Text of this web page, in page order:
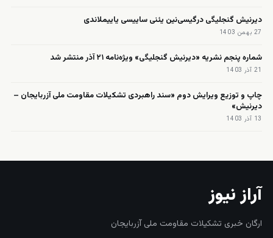
دیرنیش گنجلیگی درگیسی‌نین یئنی ساییسی یاییملاندی
27 بهمن 1403
شماره پنجم نشریه «دیرنیش گنجلیگی» ویژه‌نامه ۲۱ آذر منتشر شد
21 آذر 1403
چاپ و توزیع ویرایش دوم «سند راهبردی تشکیلات مقاومت ملی آزربایجان –
دیرنیش»
13 آذر 1403
آراز نیوز
ارگان خبری تشکیلات مقاومت ملی آزربایجان